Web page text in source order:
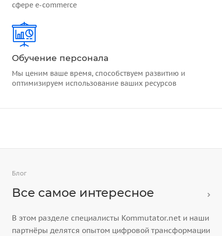
сфере e-commerce
Обучение персонала
Мы ценим ваше время, способствуем развитию и
оптимизируем использование ваших ресурсов
Блог
Все самое интересное
В этом разделе специалисты Kommutator.net и наши
партнёры делятся опытом цифровой трансформации